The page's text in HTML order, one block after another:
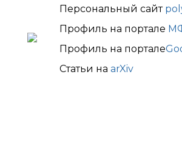
Персональный сайт
Профиль на портале
Профиль на портале
Статьи на arXiv